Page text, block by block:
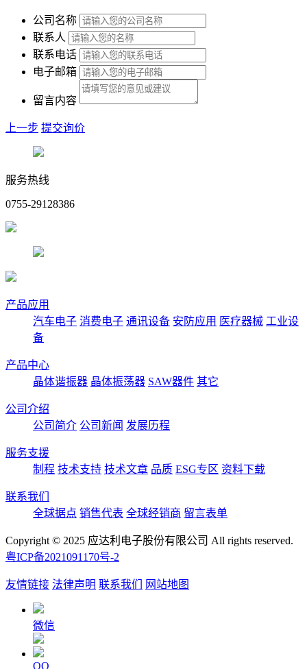
公司名称
联系人
联系电话
电子邮箱
留言内容
上一步 提交询价
服务热线
0755-29128386
产品应用
汽车电子 消费电子 通讯设备 安防应用 医疗器械 工业设
备
产品中心
晶体谐振器 晶体振荡器 SAW器件 其它
公司介绍
公司简介 公司新闻 发展历程
服务支援
制程 技术支持 技术文章 品质 ESG专区 资料下载
联系我们
全球据点 销售代表 全球经销商 留言表单
Copyright © 2025 应达利电子股份有限公司 All rights reserved.
粤ICP备2021091170号-2
友情链接 法律声明 联系我们 网站地图
微信
QQ